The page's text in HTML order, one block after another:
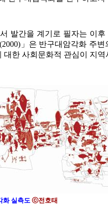
발간을 계기로 필자는 이
」은 반구대암각화 주
대한 사회문화적 관심이 지
화 실측도 ⓒ전호태